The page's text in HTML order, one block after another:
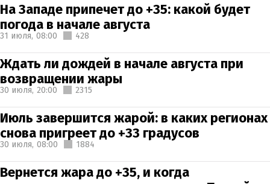
На Западе припечет до +35: какой будет
погода в начале августа
31 июля, 08:00 428
Ждать ли дождей в начале августа при
возвращении жары
30 июля, 20:00 2315
Июль завершится жарой: в каких регионах
снова пригреет до +33 градусов
30 июля, 08:00 1884
Вернется жара до +35, и когда